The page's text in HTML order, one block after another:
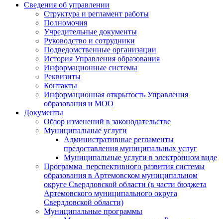
Сведения об управлении
Структура и регламент работы
Полномочия
Учредительные документы
Руководство и сотрудники
Подведомственные организации
История Управления образования
Информационные системы
Реквизиты
Контакты
Информационная открытость Управления
образования и МОО
Документы
Обзор изменений в законодательстве
Муниципальные услуги
Административные регламенты
предоставления муниципальных услуг
Муниципальные услуги в электронном виде
Программа перспективного развития системы
образования в Артемовском муниципальном
округе Свердловской области (в части бюджета
Артемовского муниципального округа
Свердловской области)
Муниципальные программы